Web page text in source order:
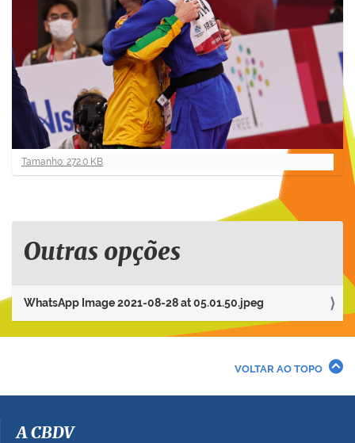
C
l
e
p
i
a
Tamanho: 272.0 KB
Outras opções
WhatsApp Image 2021-08-28 at 05.01.50.jpeg
VOLTAR AO TOPO
A CBDV